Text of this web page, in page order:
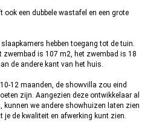
ook een dubbele wastafel en een grote
hebben toegang tot de tuin.
zwembad is 107 m2, het zwembad is 18
de andere kant van het huis.
12 maanden, de showvilla zou eind
zijn. Aangezien deze ontwikkelaar al
kunnen we andere showhuizen laten zien
je de kwaliteit en afwerking kunt zien.